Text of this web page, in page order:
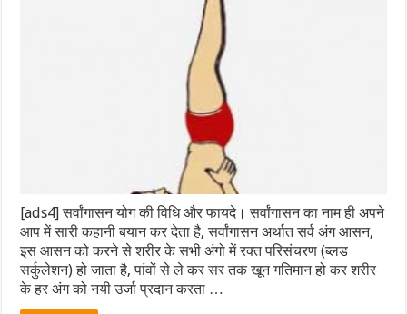
[ads4] सर्वांगासन योग की विधि और फायदे। सर्वांगासन का नाम ही अपने
आप में सारी कहानी बयान कर देता है, सर्वांगासन अर्थात सर्व अंग आसन,
इस आसन को करने से शरीर के सभी अंगो में रक्त परिसंचरण (ब्लड
सर्कुलेशन) हो जाता है, पांवों से ले कर सर तक खून गतिमान हो कर शरीर
के हर अंग को नयी उर्जा प्रदान करता …